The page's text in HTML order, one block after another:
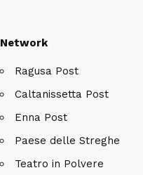
Network
Ragusa Post
Caltanissetta Post
Enna Post
Paese delle Streghe
Teatro in Polvere